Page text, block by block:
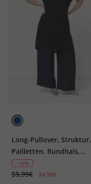
Long-Pullover, Struktur,
Pailletten, Rundhals,
Halbarm
- 42%
59,99€ 34,99€